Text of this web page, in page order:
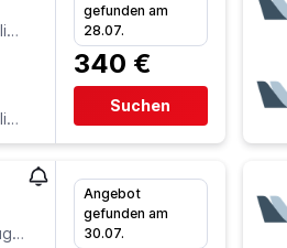
Pegasus Airlines
Pegasus Airlines
gefunden am
28.07.
340 €
Suchen
Mehrere Fluglinien
Angebot
gefunden am
30.07.